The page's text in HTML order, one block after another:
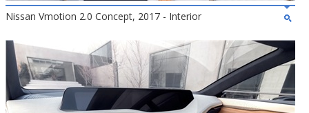
Nissan Vmotion 2.0 Concept, 2017 - Interior